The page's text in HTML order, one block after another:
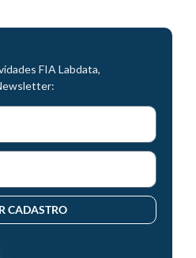
FIA Labdata,
CADASTRO